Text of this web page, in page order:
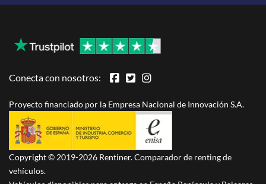
Conecta con nosotros:
Proyecto financiado por la Empresa Nacional de Innovación S.A.
Copyright © 2019-2026 Rentiner. Comparador de renting de
vehículos.